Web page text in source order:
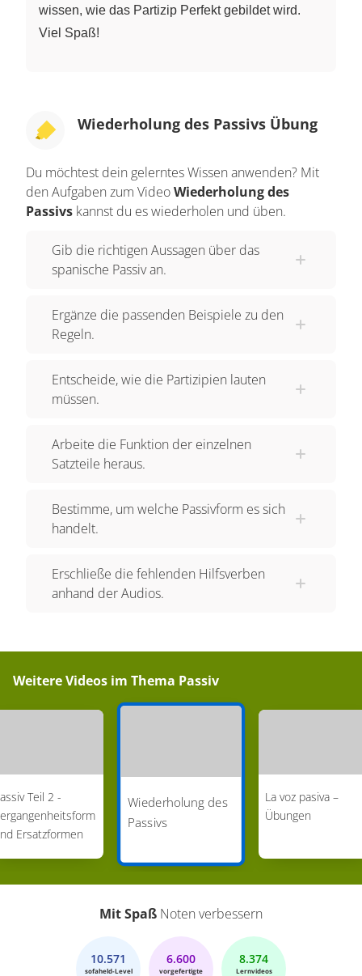
wissen, wie das Partizip Perfekt gebildet wird.
Viel Spaß!
Wiederholung des Passivs Übung
Du möchtest dein gelerntes Wissen anwenden? Mit
den Aufgaben zum VideoWiederholung des
Passivs kannst du es wiederholen und üben.
Gib die richtigen Aussagen über das
spanische Passiv an.
Ergänze die passenden Beispiele zu den
Regeln.
Entscheide, wie die Partizipien lauten
müssen.
Arbeite die Funktion der einzelnen
Satzteile heraus.
Bestimme, um welche Passivform es sich
handelt.
Erschließe die fehlenden Hilfsverben
anhand der Audios.
Weitere Videos im Thema Passiv
Teil 2 -
Ersatzformen
Wiederholung des
Passivs
La voz pasiva –
Übungen
Mit Spaß Noten verbessern
10.571
sofaheld-Level
6.600
vorgefertigte
8.374
Lernvideos